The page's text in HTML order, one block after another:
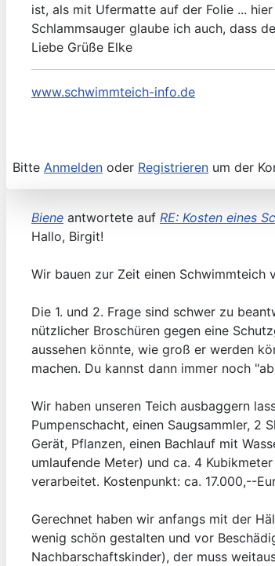
ist, als mit Ufermatte auf der Folie ...
Schlammsauger glaube ich auch, dass
Liebe Grüße Elke
www.schwimmteich-info.de
Bitte Anmelden oder Registrieren um der
Biene antwortete auf RE: Kosten eines
Hallo, Birgit!
Wir bauen zur Zeit einen Schwimmteich
Die 1. und 2. Frage sind schwer zu
nützlicher Broschüren gegen eine
aussehen könnte, wie groß er werden
machen. Du kannst dann immer noch
Wir haben unseren Teich ausbaggern
Pumpenschacht, einen Saugsammler, 2
Gerät, Pflanzen, einen Bachlauf mit
umlaufende Meter) und ca. 4
verarbeitet. Kostenpunkt: ca. 17.000,--
Gerechnet haben wir anfangs mit der
wenig schön gestalten und vor
Nachbarschaftskinder), der muss